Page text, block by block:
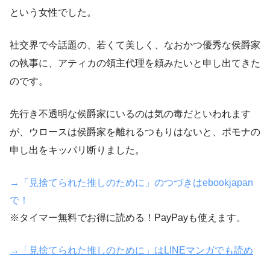
という女性でした。
社交界で今話題の、若くて美しく、なおかつ優秀な侯爵家
の執事に、アティカの領主代理を頼みたいと申し出てきた
のです。
先行き不透明な侯爵家にいるのは気の毒だといわれます
が、ウロースは侯爵家を離れるつもりはないと、ポモナの
申し出をキッパリ断りました。
→「見捨てられた推しのために」のつづきはebookjapan
で！
※タイマー無料でお得に読める！PayPayも使えます。
→「見捨てられた推しのために」はLINEマンガでも読め